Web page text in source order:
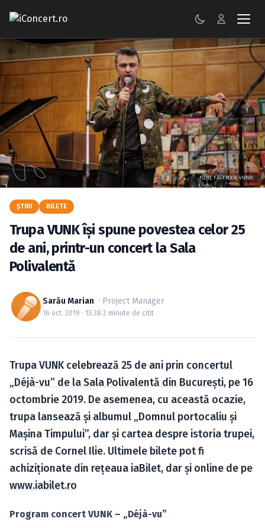
CONCERTE
PETRECERI
ŞTIRI
RECENZII
GALERII FOTO
BILETE
Autentificare
Caută în site...
FOTO: FACEBOOK VUNK
ŞTIRI BILETE
Trupa VUNK îşi spune povestea celor 25
de ani, printr-un concert la Sala
Polivalentă
Sarău Marian · Project Manager
16 oct. 2019 · 13:38·2 minute de citit
Trupa VUNK celebrează 25 de ani prin concertul
„Déjà-vu” de la Sala Polivalentă din Bucureşti, pe 16
octombrie 2019. De asemenea, cu această ocazie,
trupa lansează şi albumul „Domnul portocaliu şi
Maşina Timpului”, dar și cartea despre istoria trupei,
scrisă de Cornel Ilie. Ultimele bilete pot fi
achiziţionate din rețeaua iaBilet, dar și online de pe
www.iabilet.ro
Program concert VUNK – „Déjà-vu”